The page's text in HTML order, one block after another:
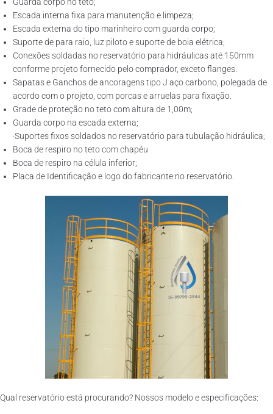
Escada interna fixa para manutenção e limpeza;
Escada externa do tipo marinheiro com guarda corpo;
Suporte de para raio, luz piloto e suporte de boia elétrica;
Conexões soldadas no reservatório para hidráulicas até 150mm
conforme projeto fornecido pelo comprador, exceto flanges.
Sapatas e Ganchos de ancoragens tipo J aço carbono, polegada de
acordo com o projeto, com porcas e arruelas para fixação.
Grade de proteção no teto com altura de 1,00m;
Guarda corpo na escada externa;
·Suportes fixos soldados no reservatório para tubulação hidráulica;
Boca de respiro no teto com chapéu
Boca de respiro na célula inferior;
Placa de Identificação e logo do fabricante no reservatório.
Qual reservatório está procurando? Nossos modelo e especificações: